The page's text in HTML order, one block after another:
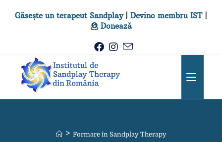
Găsește un terapeut Sandplay| Devino membru IST|
Donează
> Formare în Sandplay Therapy